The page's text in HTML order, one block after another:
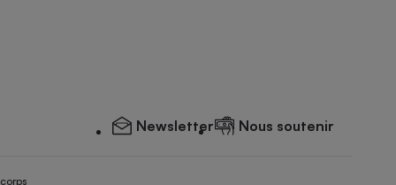
Newsletter Nous soutenir